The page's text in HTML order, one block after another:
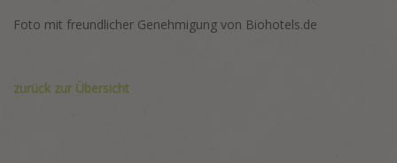
Foto mit freundlicher Genehmigung von Biohotels.de
zurück zur Übersicht